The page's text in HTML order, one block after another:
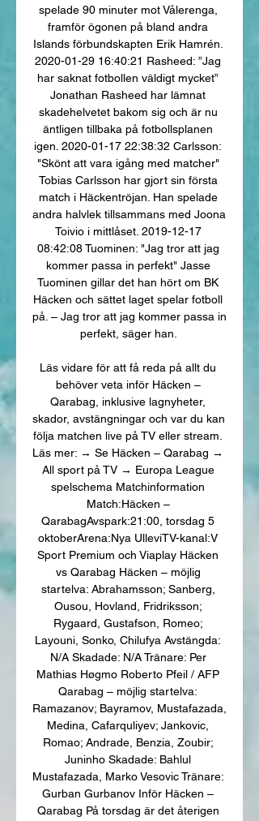
spelade 90 minuter mot Vålerenga,
framför ögonen på bland andra
Islands förbundskapten Erik Hamrén.
2020-01-29 16:40:21 Rasheed: ”Jag
har saknat fotbollen väldigt mycket”
Jonathan Rasheed har lämnat
skadehelvetet bakom sig och är nu
äntligen tillbaka på fotbollsplanen
igen. 2020-01-17 22:38:32 Carlsson:
"Skönt att vara igång med matcher"
Tobias Carlsson har gjort sin första
match i Häckentröjan. Han spelade
andra halvlek tillsammans med Joona
Toivio i mittlåset. 2019-12-17
08:42:08 Tuominen: "Jag tror att jag
kommer passa in perfekt" Jasse
Tuominen gillar det han hört om BK
Häcken och sättet laget spelar fotboll
på. – Jag tror att jag kommer passa in
perfekt, säger han.
Läs vidare för att få reda på allt du
behöver veta inför Häcken –
Qarabag, inklusive lagnyheter,
skador, avstängningar och var du kan
följa matchen live på TV eller stream.
Läs mer: → Se Häcken – Qarabag →
All sport på TV → Europa League
spelschema Matchinformation
Match:Häcken –
QarabagAvspark:21:00, torsdag 5
oktoberArena:Nya UlleviTV-kanal:V
Sport Premium och Viaplay Häcken
vs Qarabag Häcken – möjlig
startelva: Abrahamsson; Sanberg,
Ousou, Hovland, Fridriksson;
Rygaard, Gustafson, Romeo;
Layouni, Sonko, Chilufya Avstängda:
N/A Skadade: N/A Tränare: Per
Mathias Høgmo Roberto Pfeil / AFP
Qarabag – möjlig startelva:
Ramazanov; Bayramov, Mustafazada,
Medina, Cafarquliyev; Jankovic,
Romao; Andrade, Benzia, Zoubir;
Juninho Skadade: Bahlul
Mustafazada, Marko Vesovic Tränare:
Gurban Gurbanov Inför Häcken –
Qarabag På torsdag är det återigen